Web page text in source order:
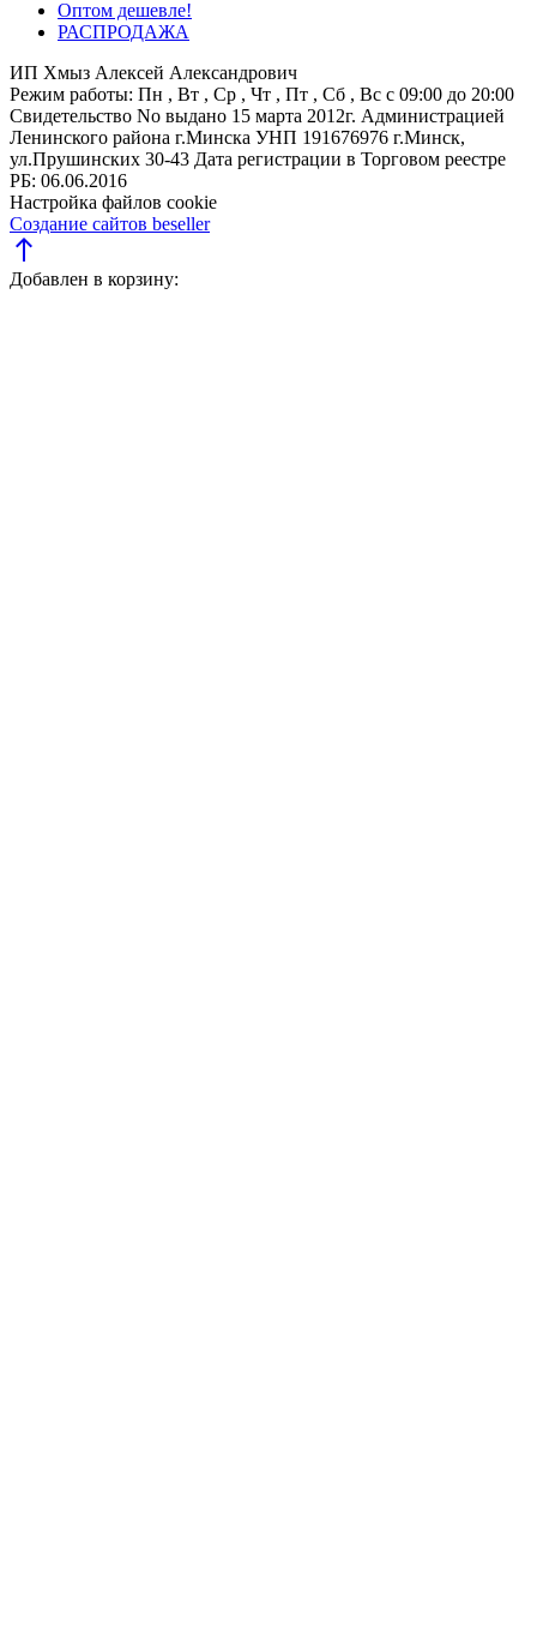
Оптом дешевле!
РАСПРОДАЖА
ИП Хмыз Алексей Александрович
Режим работы: Пн , Вт , Ср , Чт , Пт , Сб , Вс c 09:00 до 20:00
Свидетельство No выдано 15 марта 2012г. Администрацией
Ленинского района г.Минска УНП 191676976 г.Минск,
ул.Прушинских 30-43 Дата регистрации в Торговом реестре
РБ: 06.06.2016
Настройка файлов cookie
Создание сайтов beseller
north
Добавлен в корзину: